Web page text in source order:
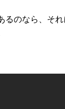
るのなら、そ